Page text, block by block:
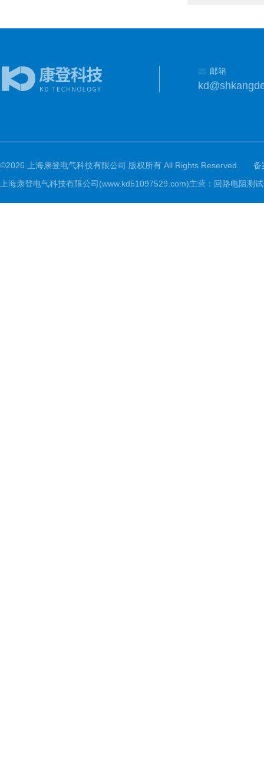
邮箱
©2026 上海康登电气科技有限公司 版权所有 All Rights Reserved.
备
上海康登电气科技有限公司(www.kd51097529.com)主营：回路电阻